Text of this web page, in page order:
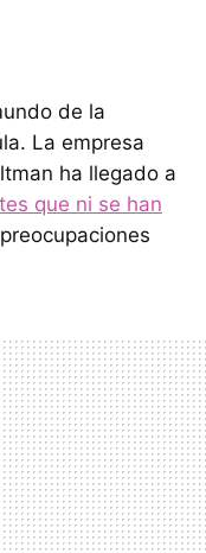
de la
La empresa
ha llegado a
que ni se han